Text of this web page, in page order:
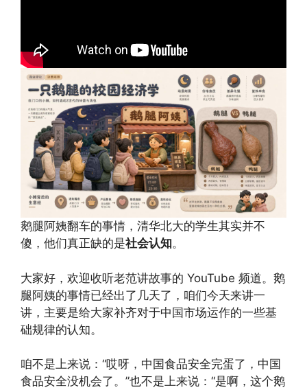
鹅腿阿姨翻车的事情，清华北大的学生其实并不
傻，他们真正缺的是社会认知。
大家好，欢迎收听老范讲故事的 YouTube 频道。鹅
腿阿姨的事情已经出了几天了，咱们今天来讲一
讲，主要是给大家补齐对于中国市场运作的一些基
础规律的认知。
咱不是上来说：“哎呀，中国食品安全完蛋了，中国
食品安全没机会了。”也不是上来说：“是啊，这个鹅